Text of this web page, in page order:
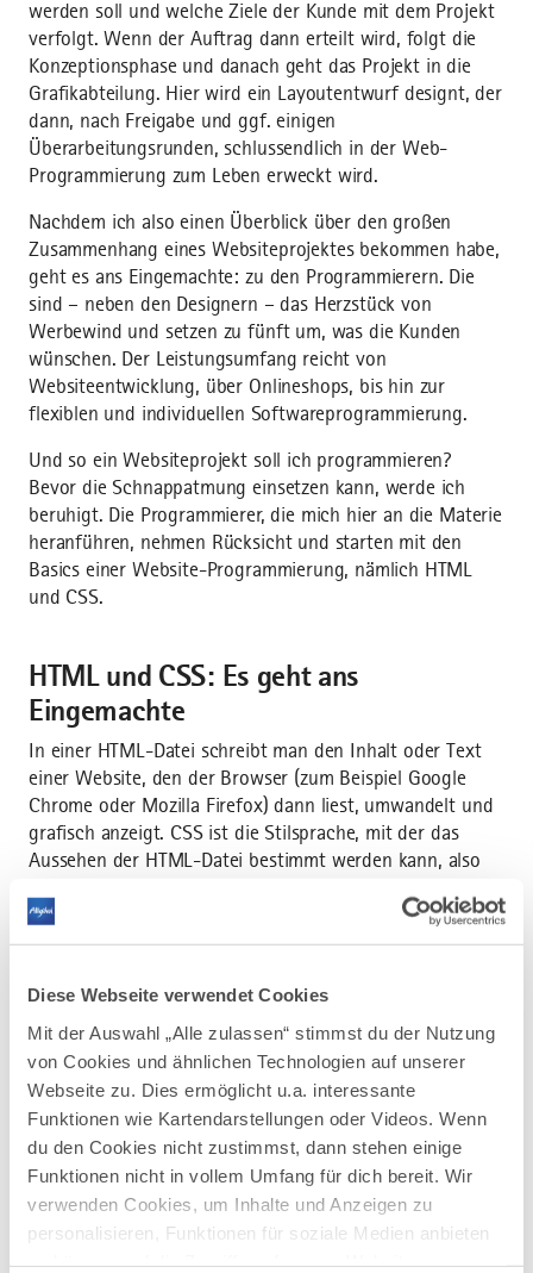
Diese Webseite verwendet Cookies
Mit der Auswahl „Alle zulassen“ stimmst du der Nutzung
von Cookies und ähnlichen Technologien auf unserer
Webseite zu. Dies ermöglicht u.a. interessante
Funktionen wie Kartendarstellungen oder Videos. Wenn
du den Cookies nicht zustimmst, dann stehen einige
Funktionen nicht in vollem Umfang für dich bereit. Wir
verwenden Cookies, um Inhalte und Anzeigen zu
personalisieren, Funktionen für soziale Medien anbieten
werden soll und welche Ziele der Kunde mit dem Projekt
verfolgt. Wenn der Auftrag dann erteilt wird, folgt die
Konzeptionsphase und danach geht das Projekt in die
Grafikabteilung. Hier wird ein Layoutentwurf designt, der
dann, nach Freigabe und ggf. einigen
Überarbeitungsrunden, schlussendlich in der Web-
Programmierung zum Leben erweckt wird.
Nachdem ich also einen Überblick über den großen
Zusammenhang eines Websiteprojektes bekommen habe,
geht es ans Eingemachte: zu den Programmierern. Die
sind – neben den Designern – das Herzstück von
Werbewind und setzen zu fünft um, was die Kunden
wünschen. Der Leistungsumfang reicht von
Websiteentwicklung, über Onlineshops, bis hin zur
flexiblen und individuellen Softwareprogrammierung.
Und so ein Websiteprojekt soll ich programmieren?
Bevor die Schnappatmung einsetzen kann, werde ich
beruhigt. Die Programmierer, die mich hier an die Materie
heranführen, nehmen Rücksicht und starten mit den
Basics einer Website-Programmierung, nämlich HTML
und CSS.
HTML und CSS: Es geht ans
Eingemachte
In einer HTML-Datei schreibt man den Inhalt oder Text
einer Website, den der Browser (zum Beispiel Google
Chrome oder Mozilla Firefox) dann liest, umwandelt und
grafisch anzeigt. CSS ist die Stilsprache, mit der das
Aussehen der HTML-Datei bestimmt werden kann, also
heißt das:
(also wo was steht, Überschriften, Texte, Links, Buttons
(Schriftgröße, Farbe usw.). In der Praxis kann ich mit
HTML also bestimmen, dass meine Website eine
Überschrift haben soll und vor allem was in der
Überschrift steht, dass der Text der danach folgt,
rechtsbündig stehen soll, dass danach ein Button folgt,
auf den man drücken kann, um auf eine andere Seite zu
gelangen und am Ende ein Bild zu sehen ist.